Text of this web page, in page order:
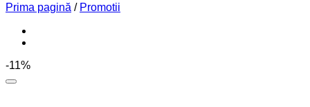
Prima pagină / Promotii
-11%